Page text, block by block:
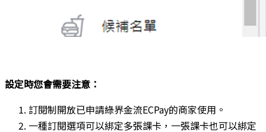
設定時您會需要注意：
訂閱制開放已申請綠界金流ECPay的商家使用。
一種訂閱選項可以綁定多張課卡，一張課卡也可以綁定